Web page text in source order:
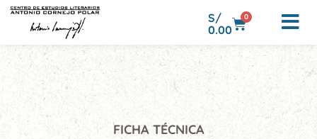
S/
0.00
0
FICHA TÉCNICA